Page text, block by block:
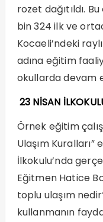
rozet dağıtıldı.
bin 324 ilk ve
Kocaeli’ndeki
adına eğitim
okullarda devam
23 NİSAN
Örnek eğitim
Ulaşım
İlkokulu’nda
Eğitmen Hatice
toplu ulaşım
kullanmanın